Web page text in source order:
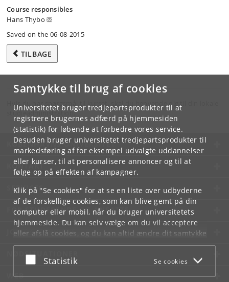
Samtykke til brug af cookies
Universitetet bruger tredjepartsprodukter til at
registrere brugernes adfærd på hjemmesiden
(statistik) for løbende at forbedre vores service.
Desuden bruger universitetet tredjepartsprodukter til
markedsføring af for eksempel udvalgte uddannelser
eller kurser, til at personalisere annoncer og til at
følge op på effekten af kampagner.
Klik på "Se cookies" for at se en liste over udbyderne
af de forskellige cookies, som kan blive gemt på din
computer eller mobil, når du bruger universitetets
hjemmeside. Du kan selv vælge om du vil acceptere
eller afslå cookies, og du kan altid ændre dit samtykke
underCookie- og privatlivspolitiksom du finder i
bunden af hver side.
Acceptér eller afslå
Statistik Se cookies
Course responsibles
Hans Thybo
Saved on the 06-08-2015
TILBAGE
Hvis du har spørgsmål til kurset, skal du henvende dig til din lokale
studieadministration.
KØBENHAVNS UNIVERSITET
KONTAKT
SERVICES
FOR STUDERENDE OG ANSATTE
JOB OG KARRIERE
NØDSITUATIONER
WEB